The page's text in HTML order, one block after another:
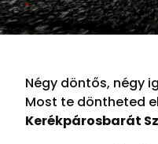
Négy döntős, négy
Most te döntheted
Kerékpárosbarát